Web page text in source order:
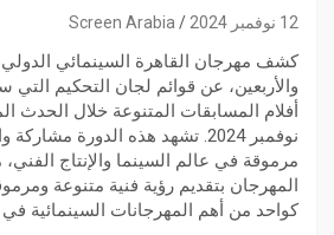
12 نوفمبر 2024 Screen Arabia
كشف مهرجان القاهرة السينمائي
والأربعين، عن قوائم لجان التحكيم التي
نوفمبر 2024. تشهد هذه الدورة
مرموقة في عالم السينما والإنتاج
المهرجان بتقديم رؤية فنية متنوعة
كواحد من أهم المهرجانات السينمائية في